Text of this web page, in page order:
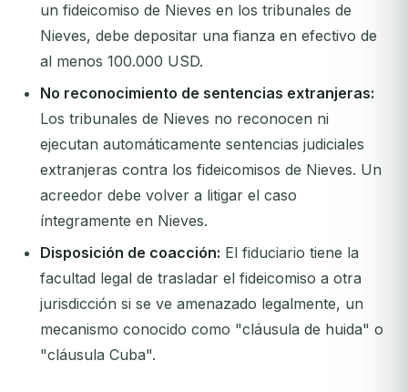
un fideicomiso de Nieves en los tribunales de
Nieves, debe depositar una fianza en efectivo de
al menos 100.000 USD.
No reconocimiento de sentencias extranjeras:
Los tribunales de Nieves no reconocen ni
ejecutan automáticamente sentencias judiciales
extranjeras contra los fideicomisos de Nieves. Un
acreedor debe volver a litigar el caso
íntegramente en Nieves.
Disposición de coacción: El fiduciario tiene la
facultad legal de trasladar el fideicomiso a otra
jurisdicción si se ve amenazado legalmente, un
mecanismo conocido como "cláusula de huida" o
"cláusula Cuba".